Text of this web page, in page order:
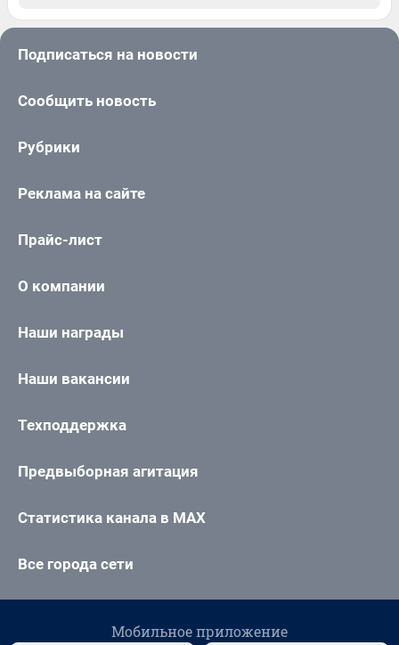
Подписаться на новости
Сообщить новость
Рубрики
Реклама на сайте
Прайс-лист
О компании
Наши награды
Наши вакансии
Техподдержка
Предвыборная агитация
Статистика канала в MAX
Все города сети
Мобильное приложение